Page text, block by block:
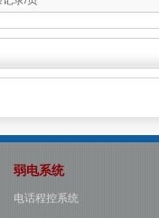
弱电系统
电话程控系统